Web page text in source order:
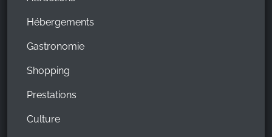
Hébergements
Gastronomie
Shopping
Prestations
Culture